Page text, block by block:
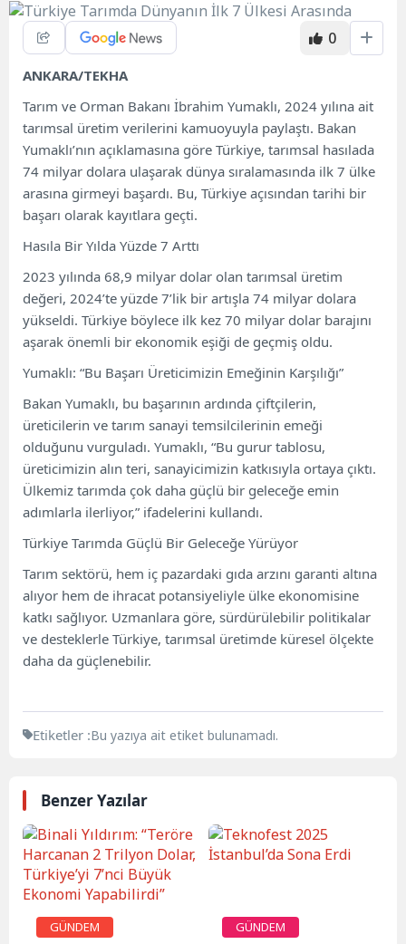
0
ANKARA/TEKHA
Tarım ve Orman Bakanı İbrahim Yumaklı, 2024 yılına ait
tarımsal üretim verilerini kamuoyuyla paylaştı. Bakan
Yumaklı’nın açıklamasına göre Türkiye, tarımsal hasılada
74 milyar dolara ulaşarak dünya sıralamasında ilk 7 ülke
arasına girmeyi başardı. Bu, Türkiye açısından tarihi bir
başarı olarak kayıtlara geçti.
Hasıla Bir Yılda Yüzde 7 Arttı
2023 yılında 68,9 milyar dolar olan tarımsal üretim
değeri, 2024’te yüzde 7’lik bir artışla 74 milyar dolara
yükseldi. Türkiye böylece ilk kez 70 milyar dolar barajını
aşarak önemli bir ekonomik eşiği de geçmiş oldu.
Yumaklı: “Bu Başarı Üreticimizin Emeğinin Karşılığı”
Bakan Yumaklı, bu başarının ardında çiftçilerin,
üreticilerin ve tarım sanayi temsilcilerinin emeği
olduğunu vurguladı. Yumaklı, “Bu gurur tablosu,
üreticimizin alın teri, sanayicimizin katkısıyla ortaya çıktı.
Ülkemiz tarımda çok daha güçlü bir geleceğe emin
adımlarla ilerliyor,” ifadelerini kullandı.
Türkiye Tarımda Güçlü Bir Geleceğe Yürüyor
Tarım sektörü, hem iç pazardaki gıda arzını garanti altına
alıyor hem de ihracat potansiyeliyle ülke ekonomisine
katkı sağlıyor. Uzmanlara göre, sürdürülebilir politikalar
ve desteklerle Türkiye, tarımsal üretimde küresel ölçekte
daha da güçlenebilir.
Etiketler :Bu yazıya ait etiket bulunamadı.
Benzer Yazılar
GÜNDEM GÜNDEM